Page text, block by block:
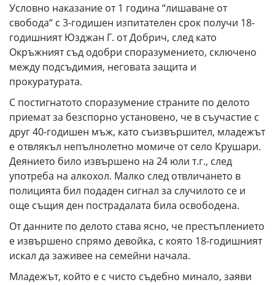
Условно наказание от 1 година “лишаване от
свобода“ с 3-годишен изпитателен срок получи 18-
годишният Юзджан Г. от Добрич, след като
Окръжният съд одобри споразумението, сключено
между подсъдимия, неговата защита и
прокуратурата.
С постигнатото споразумение страните по делото
приемат за безспорно установено, че в съучастие с
друг 40-годишен мъж, като съизвършител, младежът
е отвлякъл непълнолетно момиче от село Крушари.
Деянието било извършено на 24 юли т.г., след
употреба на алкохол. Малко след отвличането в
полицията бил подаден сигнал за случилото се и
още същия ден пострадалата била освободена.
От данните по делото става ясно, че престъплението
е извършено спрямо девойка, с която 18-годишният
искал да заживее на семейни начала.
Младежът, който е с чисто съдебно минало, заяви